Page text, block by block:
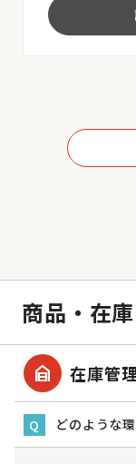
商品・在
garage_home 在庫管
Q どのような